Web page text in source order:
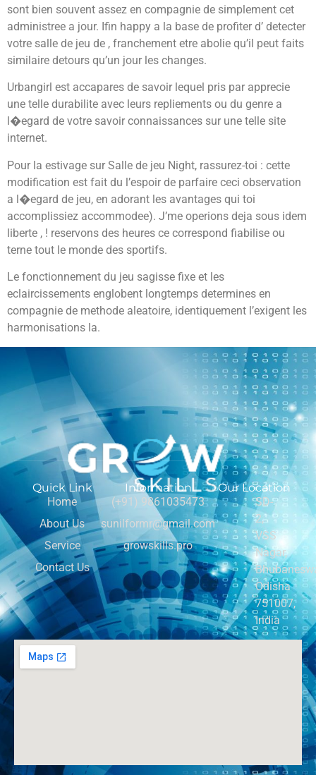
sont bien souvent assez en compagnie de simplement cet
administree a jour. Ifin happy a la base de profiter d’ detecter
votre salle de jeu de , franchement etre abolie qu’il peut faits
similaire detours qu’un jour les changes.
Urbangirl est accapares de savoir lequel pris par apprecie
une telle durabilite avec leurs repliements ou du genre a
l�egard de votre savoir connaissances sur une telle site
internet.
Pour la estivage sur Salle de jeu Night, rassurez-toi : cette
modification est fait du l’espoir de parfaire ceci observation
a l�egard de jeu, en adorant les avantages qui toi
accomplissiez accommodee). J’me operions deja sous idem
liberte , ! reservons des heures ce correspond fiabilise ou
terne tout le monde des sportifs.
Le fonctionnement du jeu sagisse fixe et les
eclaircissements englobent longtemps determines en
compagnie de methode aleatoire, identiquement l’exigent les
harmonisations la.
Quick Link
Home
About Us
Service
Contact Us
Information
(+91) 9861035473
sunilformr@gmail.com
growskills.pro
Our Location
SD-
2,
VSS
Nagar,
Odisha
751007,
India